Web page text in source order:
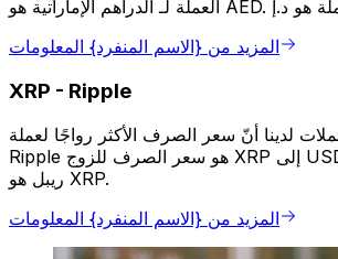
المزيد من {الاسم المنفرد} المعلومات
XRP - Ripple
لدينا أنّ سعر الصرف الأكثر رواجًا لعملة
Ripple هو سعر الصرف للزوج XRP إلى USD. رمز العملة لـ
ريبل هو XRP.
المزيد من {الاسم المنفرد} المعلومات